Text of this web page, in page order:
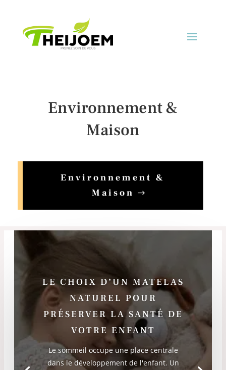
Environnement &
Maison
Environnement &
Maison
LE CHOIX D’UN MATELAS
NATUREL POUR
PRÉSERVER LA SANTÉ DE
VOTRE ENFANT
Le sommeil occupe une place centrale
dans le développement de l'enfant. Un